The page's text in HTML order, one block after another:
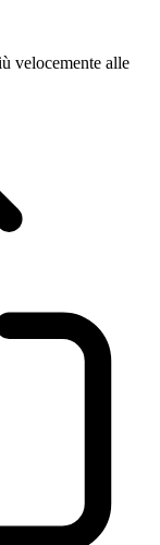
velocemente alle